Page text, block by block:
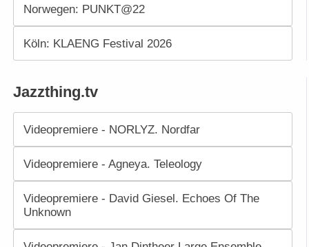
Norwegen: PUNKT@22
Köln: KLAENG Festival 2026
Jazzthing.tv
Videopremiere - NORLYZ. Nordfar
Videopremiere - Agneya. Teleology
Videopremiere - David Giesel. Echoes Of The
Unknown